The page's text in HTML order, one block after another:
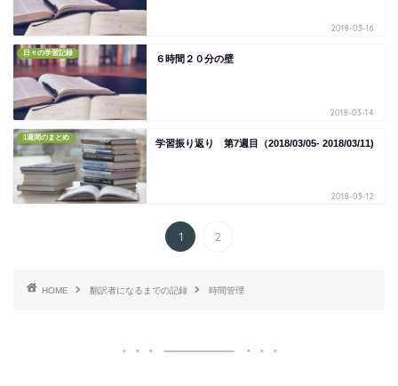
2018-03-16
日々の学習記録
６時間２０分の壁
2018-03-14
1週間のまとめ
学習振り返り 第7週目（2018/03/05- 2018/03/11)
2018-03-12
1 2
HOME 翻訳者になるまでの記録 時間管理